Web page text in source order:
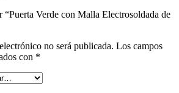
“Puerta Verde con Malla Electrosoldada de
no será publicada. Los campos
con *